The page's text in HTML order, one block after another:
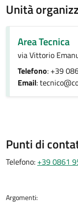
Unità
Area Tecnica
via Vittorio
Telefono: +39
Email:
Punti di
Telefono: +39 0861
Argomenti: